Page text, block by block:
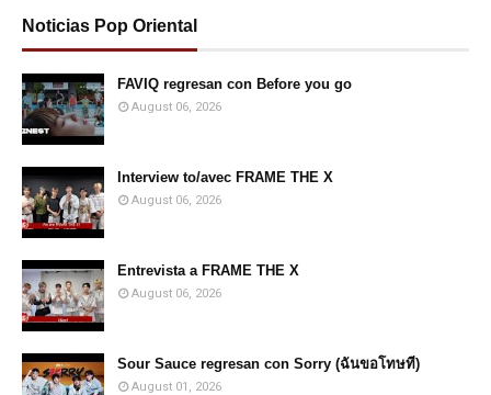
Noticias Pop Oriental
FAVIQ regresan con Before you go
August 06, 2026
Interview to/avec FRAME THE X
August 06, 2026
Entrevista a FRAME THE X
August 06, 2026
Sour Sauce regresan con Sorry (ฉันขอโทษที)
August 01, 2026